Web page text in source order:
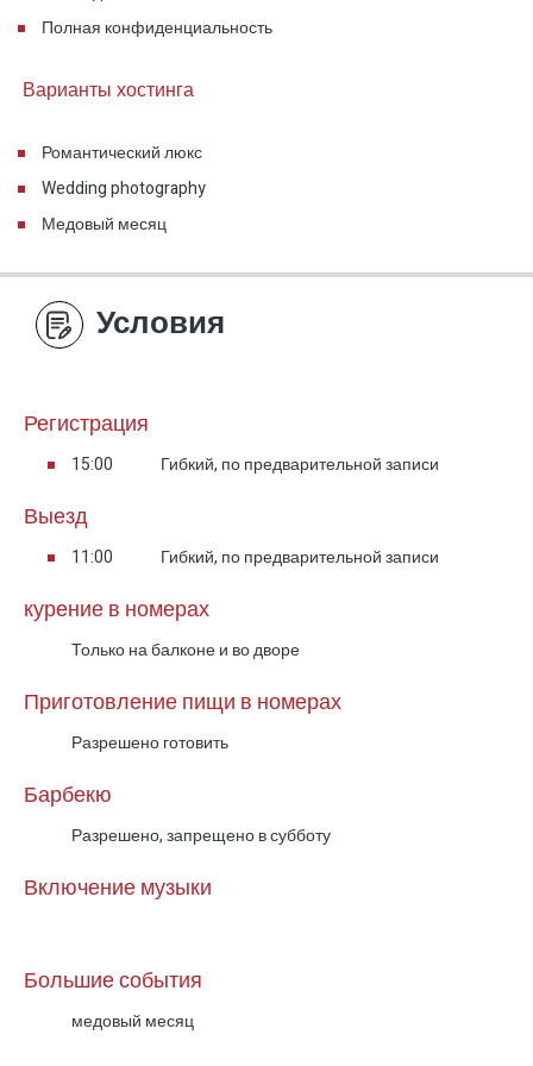
Полная конфиденциальность
Варианты хостинга
Романтический люкс
Wedding photography
Медовый месяц
Условия
Регистрация
15:00 Гибкий, по предварительной записи
Выезд
11:00 Гибкий, по предварительной записи
курение в номерах
Только на балконе и во дворе
Приготовление пищи в номерах
Разрешено готовить
Барбекю
Разрешено, запрещено в субботу
Включение музыки
Большие события
медовый месяц